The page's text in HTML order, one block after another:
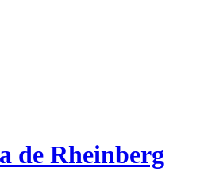
de Rheinberg